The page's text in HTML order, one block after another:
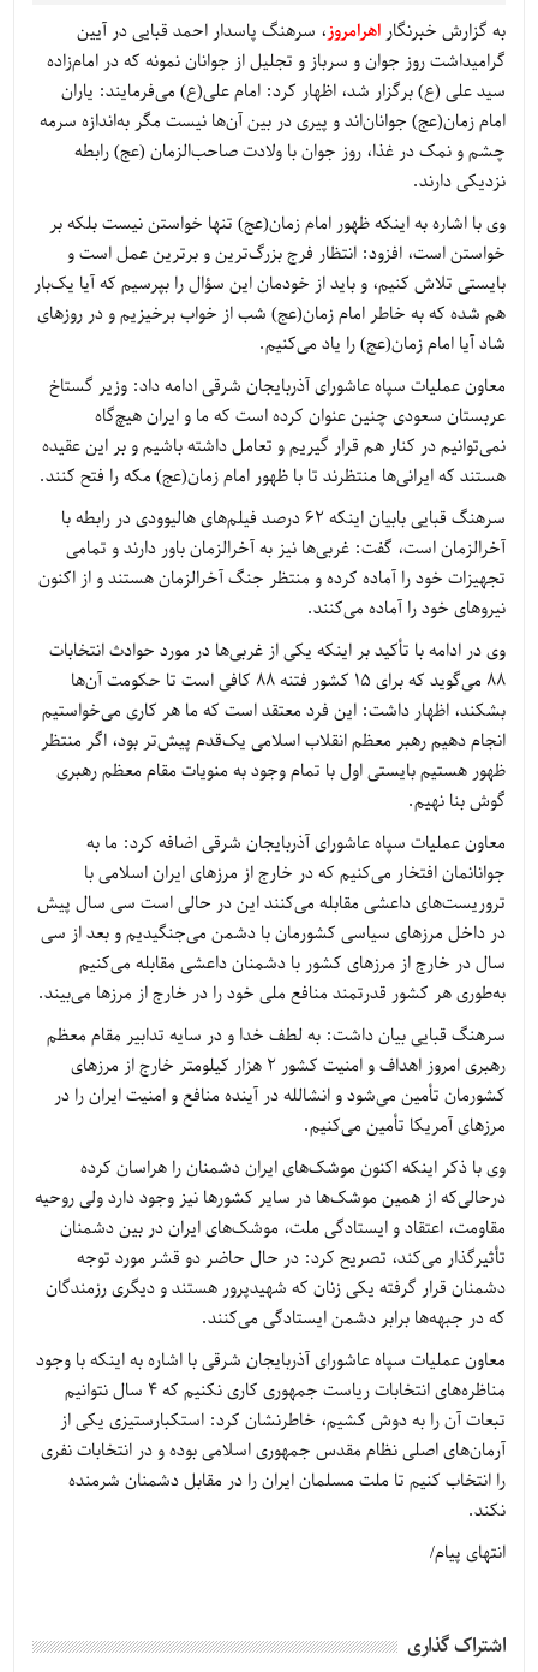
به گزارش خبرنگاراهرامروز، سرهنگ پاسدار احمد قبایی در آیین
گرامیداشت روز جوان و سرباز و تجلیل از جوانان نمونه که در امام‌زاده
سید علی (ع) برگزار شد، اظهار کرد: امام علی(ع) می‌فرمایند: یاران
امام زمان(عج) جوانان‌اند و پیری در بین آن‌ها نیست مگر به‌اندازه سرمه
چشم و نمک در غذا، روز جوان با ولادت صاحب‌الزمان (عج) رابطه
نزدیکی دارند.
وی با اشاره به اینکه ظهور امام زمان(عج) تنها خواستن نیست بلکه بر
خواستن است، افزود: انتظار فرج بزرگ‌ترین و برترین عمل است و
بایستی تلاش کنیم، و باید از خودمان این سؤال را بپرسیم که آیا یک‌بار
هم شده که به خاطر امام زمان(عج) شب از خواب برخیزیم و در روزهای
شاد آیا امام زمان(عج) را یاد می‌کنیم.
معاون عملیات سپاه عاشورای آذربایجان شرقی ادامه داد: وزیر گستاخ
عربستان سعودی چنین عنوان کرده است که ما و ایران هیچ‌گاه
نمی‌توانیم در کنار هم قرار گیریم و تعامل داشته باشیم و بر این عقیده
هستند که ایرانی‌ها منتظرند تا با ظهور امام زمان(عج) مکه را فتح کنند.
سرهنگ قبایی بابیان اینکه 62 درصد فیلم‌های هالیوودی در رابطه با
آخرالزمان است، گفت: غربی‌ها نیز به آخرالزمان باور دارند و تمامی
تجهیزات خود را آماده کرده و منتظر جنگ آخرالزمان هستند و از اکنون
نیروهای خود را آماده می‌کنند.
وی در ادامه با تأکید بر اینکه یکی از غربی‌ها در مورد حوادث انتخابات
88 می‌گوید که برای 15 کشور فتنه 88 کافی است تا حکومت آن‌ها
بشکند، اظهار داشت: این فرد معتقد است که ما هر کاری می‌خواستیم
انجام دهیم رهبر معظم انقلاب اسلامی یک‌قدم پیش‌تر بود، اگر منتظر
ظهور هستیم بایستی اول با تمام وجود به منویات مقام معظم رهبری
گوش بنا نهیم.
معاون عملیات سپاه عاشورای آذربایجان شرقی اضافه کرد: ما به
جوانانمان افتخار می‌کنیم که در خارج از مرزهای ایران اسلامی با
تروریست‌های داعشی مقابله می‌کنند این در حالی است سی سال پیش
در داخل مرزهای سیاسی کشورمان با دشمن می‌جنگیدیم و بعد از سی
سال در خارج از مرزهای کشور با دشمنان داعشی مقابله می‌کنیم
به‌طوری هر کشور قدرتمند منافع ملی خود را در خارج از مرزها می‌بیند.
سرهنگ قبایی بیان داشت: به لطف خدا و در سایه تدابیر مقام معظم
رهبری امروز اهداف و امنیت کشور 2 هزار کیلومتر خارج از مرزهای
کشورمان تأمین می‌شود و انشالله در آینده منافع و امنیت ایران را در
مرزهای آمریکا تأمین می‌کنیم.
وی با ذکر اینکه اکنون موشک‌های ایران دشمنان را هراسان کرده
درحالی‌که از همین موشک‌ها در سایر کشورها نیز وجود دارد ولی روحیه
مقاومت، اعتقاد و ایستادگی ملت، موشک‌های ایران در بین دشمنان
تأثیرگذار می‌کند، تصریح کرد: در حال حاضر دو قشر مورد توجه
دشمنان قرار گرفته یکی زنان که شهیدپرور هستند و دیگری رزمندگان
که در جبهه‌ها برابر دشمن ایستادگی می‌کنند.
معاون عملیات سپاه عاشورای آذربایجان شرقی با اشاره به اینکه با وجود
مناظره‌های انتخابات ریاست جمهوری کاری نکنیم که 4 سال نتوانیم
تبعات آن را به دوش کشیم، خاطرنشان کرد: استکبارستیزی یکی از
آرمان‌های اصلی نظام مقدس جمهوری اسلامی بوده و در انتخابات نفری
را انتخاب کنیم تا ملت مسلمان ایران را در مقابل دشمنان شرمنده
نکند.
انتهای پیام/
اشتراک گذاری